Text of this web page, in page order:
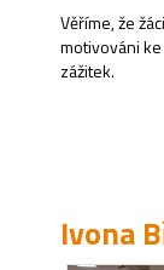
Věříme, že
motivováni
zážitek.
Ivona